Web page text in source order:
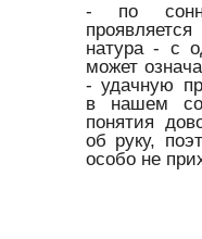
- по
натура - с
может
- удачную
в нашем
понятия
об руку,
особо не